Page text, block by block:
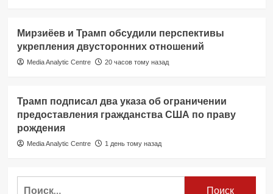
Мирзиёев и Трамп обсудили перспективы
укрепления двусторонних отношений
Media Analytic Centre 20 часов тому назад
Трамп подписал два указа об ограничении
предоставления гражданства США по праву
рождения
Media Analytic Centre 1 день тому назад